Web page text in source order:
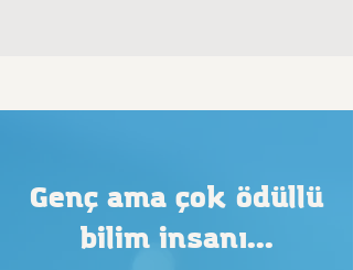
Genç ama çok ödüllü
bilim insanı...